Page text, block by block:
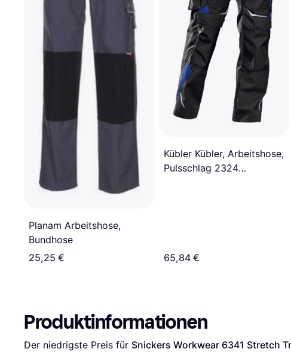
Planam Arbeitshose,
Bundhose
25,25 €
Kübler Kübler, Arbeitshose,
Pulsschlag 2324
65,84 €
Produktinformationen
Der niedrigste Preis für Snickers Workwear 6341 Stretch